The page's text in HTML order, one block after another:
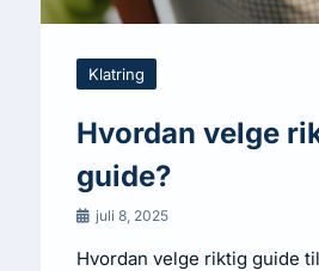
Klatring
Hvordan velge
guide?
juli 8, 2025
Hvordan velge riktig guide